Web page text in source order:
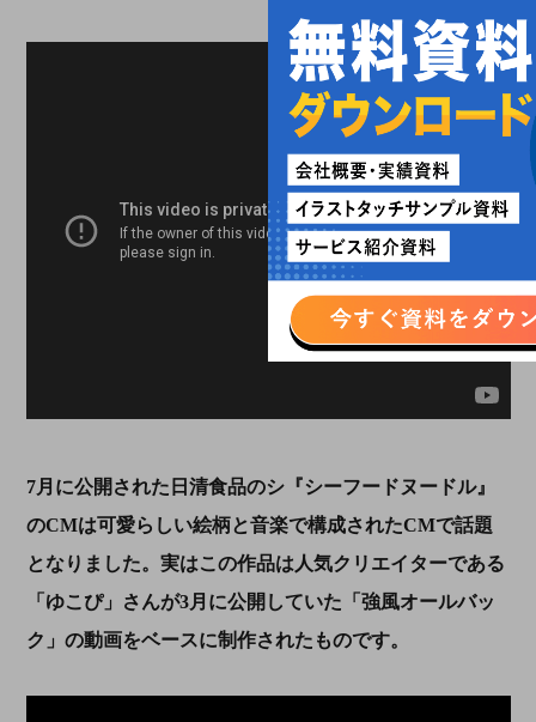
7月に公開された日清食品のシ『シーフードヌードル』
のCMは可愛らしい絵柄と音楽で構成されたCMで話題
となりました。実はこの作品は人気クリエイターである
「ゆこぴ」さんが3月に公開していた「強風オールバッ
ク」の動画をベースに制作されたものです。